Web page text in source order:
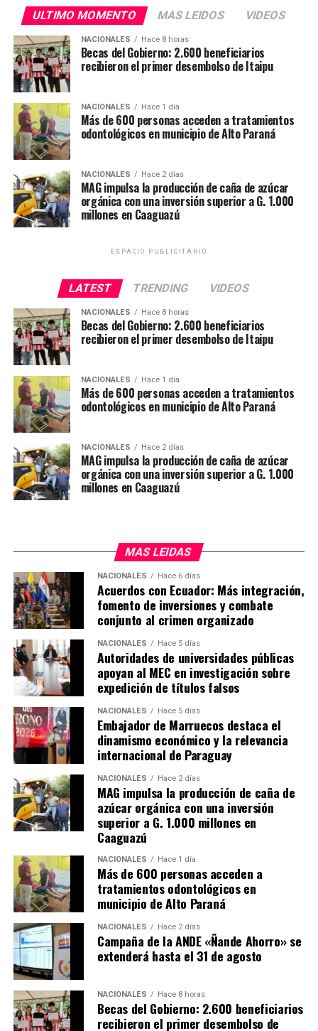
«Estas herramientas representan una forma concreta de
acompañar a los productores y fortalecer su capacidad
de trabajo», destacó Carlos Giménez, ministro del MAG,
que señaló también que esta inversión del Gobierno
busca impulsar el crecimiento del campo paraguayo,
dotando a los productores de las herramientas y
tecnología necesaria.
En el mismo sentido, explicó que el fortalecimiento de la
producción de caña de azúcar se complementa con la
reciente reglamentación de la normativa que impulsa el
uso de alcohol carburante, medida que busca contribuir
a la ampliación de las oportunidades para los
productores nacionales y su consolidación en dicho
«Cada fábrica que se instala representa esperanza para
las comunidades. Significa empleo, movimiento
económico y oportunidades para miles de familias
paraguayas, sostuvo.
La Cooperativa Cañaveral Ltda., integrada por más de
un centenar de socios, destinará los equipos a fortalecer
la producción de caña de azúcar orgánica en Caaguazú.
Mediante esta inversión, el MAG busca promover una
agricultura más tecnificada, competitiva y sostenible,
mejorando el acceso de los productores a los mercados.
ULTIMO MOMENTO MAS LEIDOS VIDEOS
NACIONALES Hace 8 horas
Becas del Gobierno: 2.600 beneficiarios
recibieron el primer desembolso de Itaipu
NACIONALES Hace 1 día
Más de 600 personas acceden a tratamientos
odontológicos en municipio de Alto Paraná
NACIONALES Hace 2 días
MAG impulsa la producción de caña de azúcar
orgánica con una inversión superior a G. 1.000
millones en Caaguazú
ESPACIO PUBLICITARIO
LATEST TRENDING VIDEOS
NACIONALES Hace 8 horas
Becas del Gobierno: 2.600 beneficiarios
recibieron el primer desembolso de Itaipu
NACIONALES Hace 1 día
Más de 600 personas acceden a tratamientos
odontológicos en municipio de Alto Paraná
NACIONALES Hace 2 días
MAG impulsa la producción de caña de azúcar
orgánica con una inversión superior a G. 1.000
millones en Caaguazú
MAS LEIDAS
NACIONALES Hace 6 días
Acuerdos con Ecuador: Más integración,
fomento de inversiones y combate
conjunto al crimen organizado
NACIONALES Hace 5 días
Autoridades de universidades públicas
apoyan al MEC en investigación sobre
expedición de títulos falsos
NACIONALES Hace 5 días
Embajador de Marruecos destaca el
dinamismo económico y la relevancia
internacional de Paraguay
NACIONALES Hace 2 días
MAG impulsa la producción de caña de
azúcar orgánica con una inversión
superior a G. 1.000 millones en
Caaguazú
NACIONALES Hace 1 día
Más de 600 personas acceden a
tratamientos odontológicos en
municipio de Alto Paraná
NACIONALES Hace 2 días
Campaña de la ANDE «Ñande Ahorro» se
extenderá hasta el 31 de agosto
NACIONALES Hace 8 horas
Becas del Gobierno: 2.600 beneficiarios
recibieron el primer desembolso de